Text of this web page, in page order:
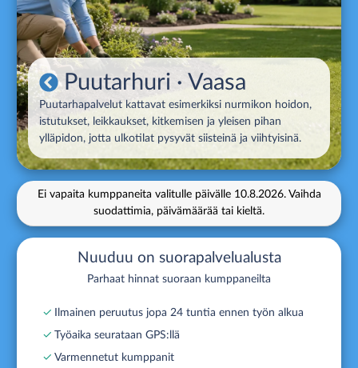
Puutarhuri · Vaasa
Puutarhapalvelut kattavat esimerkiksi nurmikon hoidon,
istutukset, leikkaukset, kitkemisen ja yleisen pihan
ylläpidon, jotta ulkotilat pysyvät siisteinä ja viihtyisinä.
Ei vapaita kumppaneita valitulle päivälle10.8.2026. Vaihda
suodattimia, päivämäärää tai kieltä.
Nuuduu on suorapalvelualusta
Parhaat hinnat suoraan kumppaneilta
✓
Ilmainen peruutus jopa 24 tuntia ennen työn alkua
✓ Työaika seurataan GPS:llä
✓ Varmennetut kumppanit